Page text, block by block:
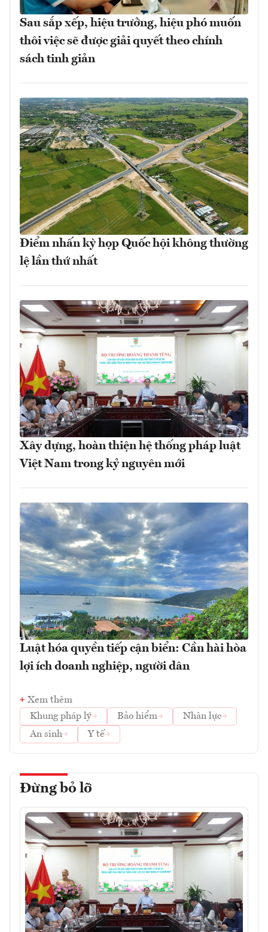
Sau sắp xếp, hiệu trưởng, hiệu phó muốn
thôi việc sẽ được giải quyết theo chính
sách tinh giản
Điểm nhấn kỳ họp Quốc hội không thường
lệ lần thứ nhất
Xây dựng, hoàn thiện hệ thống pháp luật
Việt Nam trong kỷ nguyên mới
Luật hóa quyền tiếp cận biển: Cần hài hòa
lợi ích doanh nghiệp, người dân
Xem thêm
Khung pháp lý
Bảo hiểm
Nhân lực
An sinh
Y tế
Đừng bỏ lỡ